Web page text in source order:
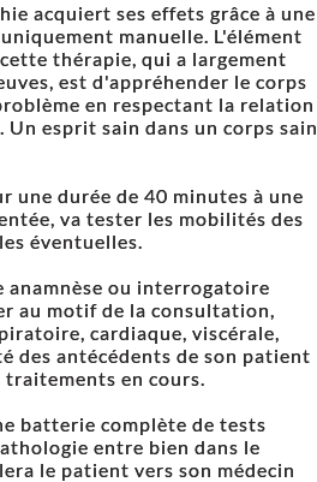
acquiert ses effets grâce à une
manuelle. L'élément
thérapie, qui a largement
est d'appréhender le corps
en respectant la relation
esprit sain dans un corps sain
une durée de 40 minutes à une
va tester les mobilités des
éventuelles.
anamnèse ou interrogatoire
au motif de la consultation,
cardiaque, viscérale,
des antécédents de son patient
en cours.
batterie complète de tests
entre bien dans le
le patient vers son médecin